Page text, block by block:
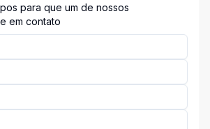
para que um de nossos
em contato